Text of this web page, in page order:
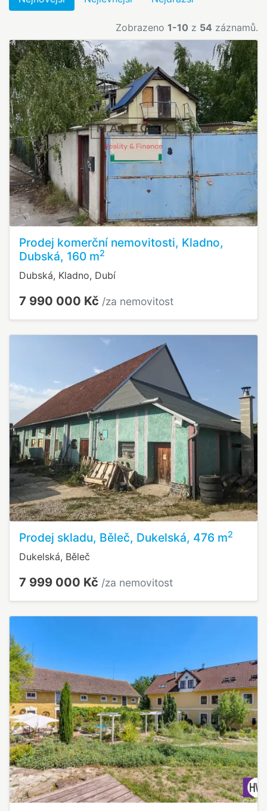
Zobrazeno 1-10 z 54 záznamů.
Prodej komerční nemovitosti, Kladno,
Dubská, 160 m2
Dubská, Kladno, Dubí
7 990 000 Kč /za nemovitost
Prodej skladu, Běleč, Dukelská, 476 m2
Dukelská, Běleč
7 999 000 Kč /za nemovitost